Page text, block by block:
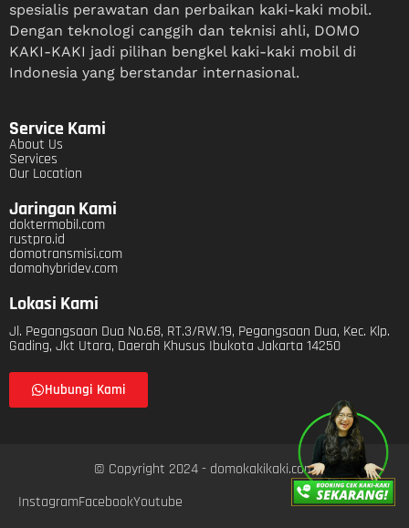
spesialis perawatan dan perbaikan kaki-kaki mobil.
Dengan teknologi canggih dan teknisi ahli, DOMO
KAKI-KAKI jadi pilihan bengkel kaki-kaki mobil di
Indonesia yang berstandar internasional.
Service Kami
About Us
Services
Our Location
Jaringan Kami
doktermobil.com
rustpro.id
domotransmisi.com
domohybridev.com
Lokasi Kami
Jl. Pegangsaan Dua No.68, RT.3/RW.19, Pegangsaan Dua, Kec. Klp.
Gading, Jkt Utara, Daerah Khusus Ibukota Jakarta 14250
Hubungi Kami
© Copyright 2024 - domokakikaki.com
InstagramFacebookYoutube